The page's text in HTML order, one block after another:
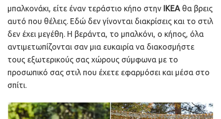
μπαλκονάκι, είτε έναν τεράστιο κήπο στην IKEA θα βρεις
αυτό που θέλεις. Εδώ δεν γίνονται διακρίσεις και το στιλ
δεν έχει μεγέθη. Η βεράντα, το μπαλκόνι, ο κήπος, όλα
αντιμετωπίζονται σαν μια ευκαιρία να διακοσμήστε
τους εξωτερικούς σας χώρους σύμφωνα με το
προσωπικό σας στιλ που έχετε εφαρμόσει και μέσα στο
σπίτι.